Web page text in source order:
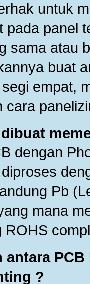
untuk
pada panel
sama atau
buat
empat,
cara
dengan
Pb
mana
ROHS
antara
?